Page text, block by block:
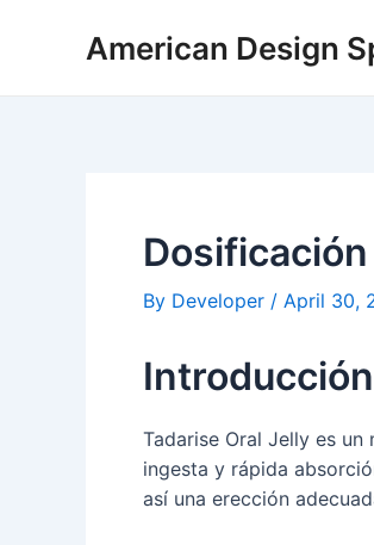
American Design
By Developer / April 30,
Tadarise Oral Jelly es
ingesta y rápida
así una erección
navigation